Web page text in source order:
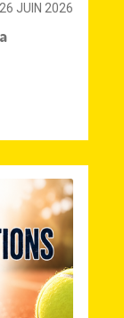
26 JUIN 2026